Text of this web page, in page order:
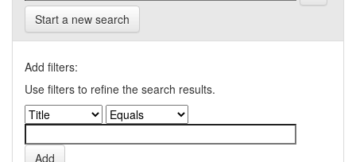
Start a new search
Add filters:
Use filters to refine the search results.